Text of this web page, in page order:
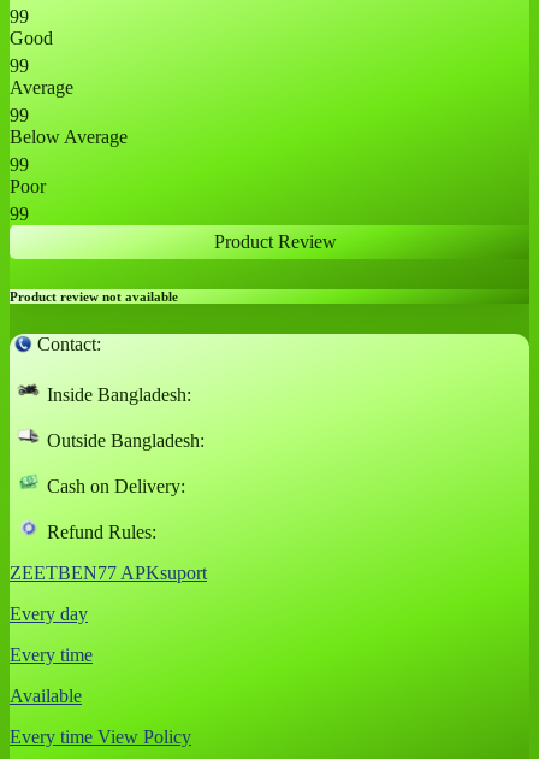
99
Good
99
Average
99
Below Average
99
Poor
99
Product Review
Product review not available
Contact:
Inside Bangladesh:
Outside Bangladesh:
Cash on Delivery:
Refund Rules:
ZEETBEN77 APKsuport
Every day
Every time
Available
Every time View Policy